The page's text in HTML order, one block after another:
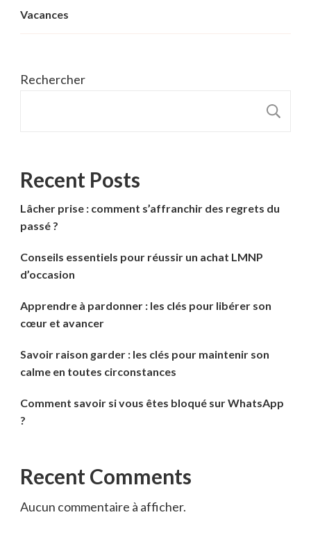
Vacances
Rechercher
Recent Posts
Lâcher prise : comment s’affranchir des regrets du
passé ?
Conseils essentiels pour réussir un achat LMNP
d’occasion
Apprendre à pardonner : les clés pour libérer son
cœur et avancer
Savoir raison garder : les clés pour maintenir son
calme en toutes circonstances
Comment savoir si vous êtes bloqué sur WhatsApp
?
Recent Comments
Aucun commentaire à afficher.